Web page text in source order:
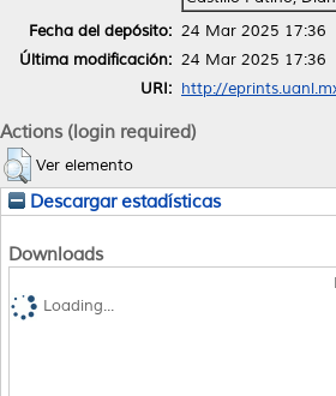
Fecha del depósito: 24 Mar 2025 17:36
Última modificación: 24 Mar 2025 17:36
URI: http://
Actions (login required)
Ver elemento
Descargar estadísticas
Downloads
Loading...